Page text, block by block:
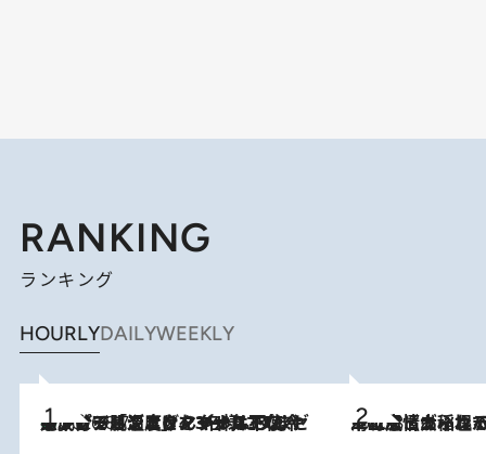
RANKING
ランキング
HOURLYDAILYWEEKLY
2026.8.7
メントールやエタノールは不使用。ピジョンより、マイルドな冷感成分で肌温度をマイナス3℃まで下げる「ごきげんクール ひんやりアクアミスト」を3名様にプレゼント 2026.8.5
下町風情あふれる台北屈指の人気エリア・大稲埕でセンスのいい台湾土産《ヴ